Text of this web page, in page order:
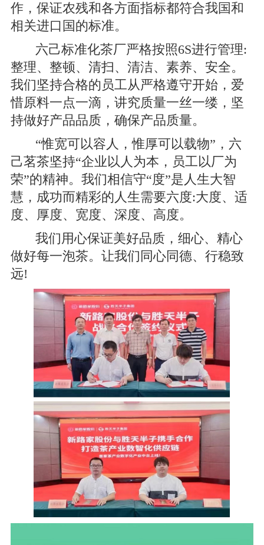
作，保证农残和各方面指标都符合我国和
相关进口国的标准。
六己标准化茶厂严格按照6S进行管理:
整理、整顿、清扫、清洁、素养、安全。
我们坚持合格的员工从严格遵守开始，爱
惜原料一点一滴，讲究质量一丝一缕，坚
持做好产品品质，确保产品质量。
“惟宽可以容人，惟厚可以载物”，六
己茗茶坚持“企业以人为本，员工以厂为
荣”的精神。我们相信守“度”是人生大智
慧，成功而精彩的人生需要六度:大度、适
度、厚度、宽度、深度、高度。
我们用心保证美好品质，细心、精心
做好每一泡茶。让我们同心同德、行稳致
远!